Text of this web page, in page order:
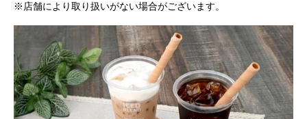
※店舗により取り扱いがない場合がございます。